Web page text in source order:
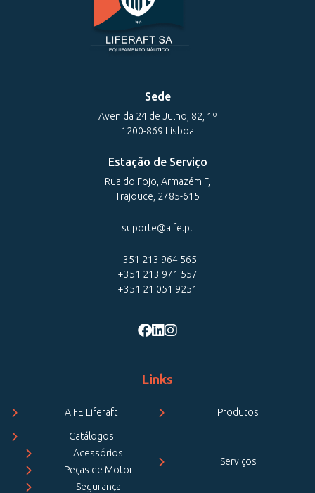
Sede
Avenida 24 de Julho, 82, 1º
1200-869 Lisboa
Estação de Serviço
Rua do Fojo, Armazém F,
Trajouce, 2785-615
suporte@aife.pt
+351 213 964 565
+351 213 971 557
+351 21 051 9251
Links
AIFE Liferaft Produtos
Catálogos
Acessórios
Peças de Motor
Segurança
Serviços